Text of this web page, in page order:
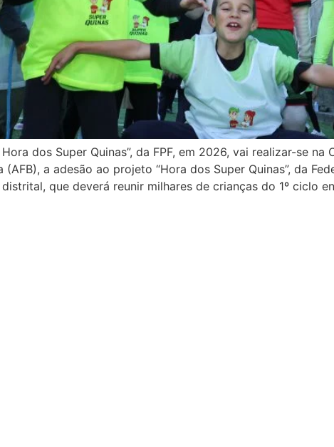
dos Super Quinas”, da FPF, em 2026, vai realizar-se
a adesão ao projeto “Hora dos Super Quinas”, da
que deverá reunir milhares de crianças do 1º ciclo